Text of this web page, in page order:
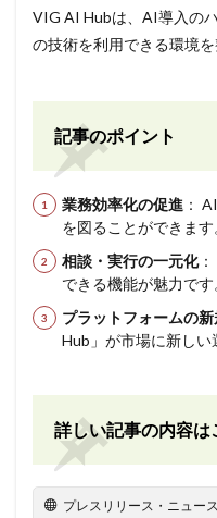
VIG AI Hubは、AI導入の
の技術を利用できる環境を
記事のポイント
業務効率化の促進 ：
を図ることができます
相談・実行の一元化：
できる機能が魅力です
プラットフォームの
Hub」が市場に新しい
詳しい記事の内容は
プレスリリース・ニュース